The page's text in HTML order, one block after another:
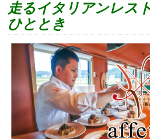
走るイタリアンレス
ひととき